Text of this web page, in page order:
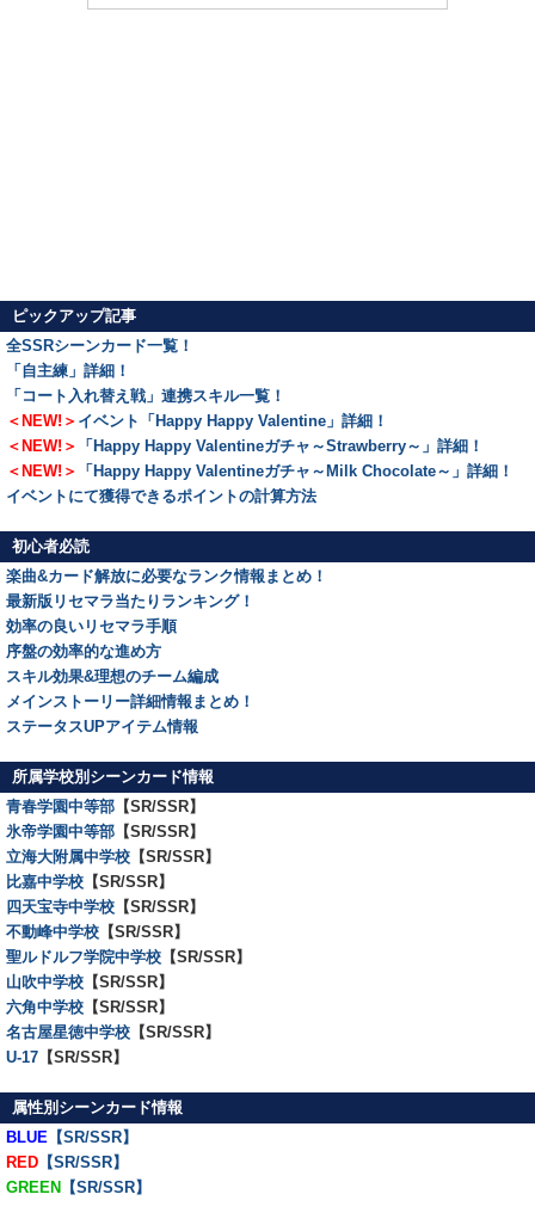
ピックアップ記事
全SSRシーンカード一覧！
「自主練」詳細！
「コート入れ替え戦」連携スキル一覧！
＜NEW!＞ イベント「Happy Happy Valentine」詳細！
＜NEW!＞
「Happy Happy Valentineガチャ～Strawberry～」詳細！
＜NEW!＞
「Happy Happy Valentineガチャ～Milk Chocolate～」詳細！
イベントにて獲得できるポイントの計算方法
初心者必読
楽曲&カード解放に必要なランク情報まとめ！
最新版リセマラ当たりランキング！
効率の良いリセマラ手順
序盤の効率的な進め方
スキル効果&理想のチーム編成
メインストーリー詳細情報まとめ！
ステータスUPアイテム情報
所属学校別シーンカード情報
青春学園中等部 【SR/SSR】
氷帝学園中等部 【SR/SSR】
立海大附属中学校 【SR/SSR】
比嘉中学校 【SR/SSR】
四天宝寺中学校 【SR/SSR】
不動峰中学校 【SR/SSR】
聖ルドルフ学院中学校 【SR/SSR】
山吹中学校 【SR/SSR】
六角中学校 【SR/SSR】
名古屋星徳中学校 【SR/SSR】
U-17 【SR/SSR】
属性別シーンカード情報
BLUE 【SR/SSR】
RED 【SR/SSR】
GREEN 【SR/SSR】